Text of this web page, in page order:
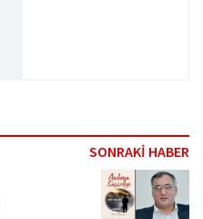
SONRAKİ HABER